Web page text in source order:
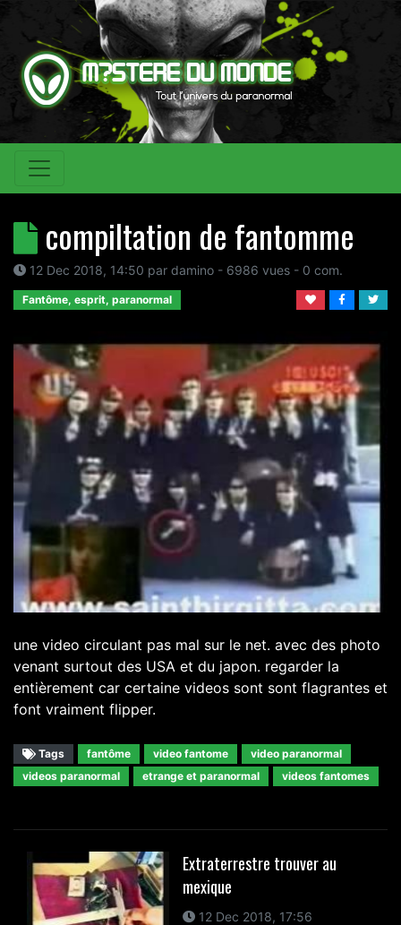
compiltation de fantomme
12 Dec 2018, 14:50 par damino - 6986 vues - 0 com.
Fantôme, esprit, paranormal
une video circulant pas mal sur le net. avec des photo
venant surtout des USA et du japon. regarder la
entièrement car certaine videos sont sont flagrantes et
font vraiment flipper.
Tags fantôme video fantome
video paranormal
videos paranormal
etrange et paranormal videos fantomes
Extraterrestre trouver au
mexique
12 Dec 2018, 17:56